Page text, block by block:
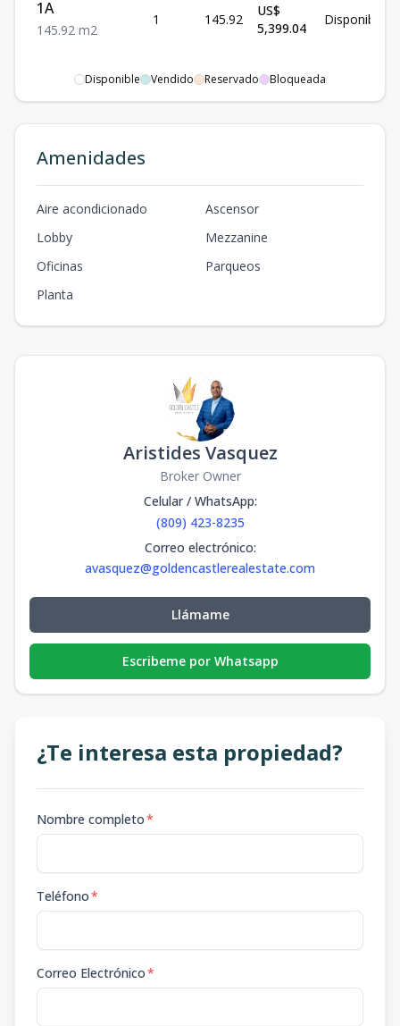
1A
145.92 m2
1 145.92
US$
5,399.04
Disponible
Disponible Vendido Reservado Bloqueada
Amenidades
Aire acondicionado
Ascensor
Lobby
Mezzanine
Oficinas
Parqueos
Planta
Aristides Vasquez
Broker Owner
Celular / WhatsApp:
(809) 423-8235
Correo electrónico:
avasquez@goldencastlerealestate.com
Llámame
Escribeme por Whatsapp
¿Te interesa esta propiedad?
Nombre completo*
Teléfono*
Correo Electrónico*